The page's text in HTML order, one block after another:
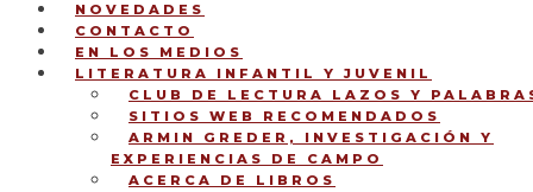
NOVEDADES
CONTACTO
EN LOS MEDIOS
LITERATURA INFANTIL Y JUVENIL
CLUB DE LECTURA LAZOS Y
SITIOS WEB RECOMENDADOS
ARMIN GREDER, INVESTIGACIÓN Y
EXPERIENCIAS DE CAMPO
ACERCA DE LIBROS